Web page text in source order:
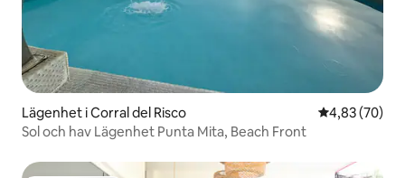
Lägenhet i Corral del Risco 4,83 av 5 i
4,83 (70)
Sol och hav Lägenhet Punta Mita, Beach Front